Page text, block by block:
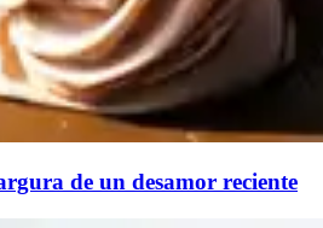
de un desamor reciente